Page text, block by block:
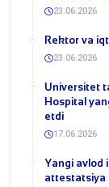
23.06.2026
​Rektor va
23.06.2026
Universitet
Hospital
etdi
17.06.2026
Yangi avlod
attestatsiya